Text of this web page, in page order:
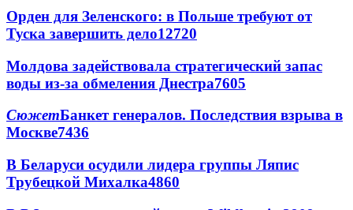
Орден для Зеленского: в Польше требуют от
Туска завершить дело12720
Молдова задействовала стратегический запас
воды из-за обмеления Днестра7605
СюжетБанкет генералов. Последствия взрыва в
Москве7436
В Беларуси осудили лидера группы Ляпис
Трубецкой Михалка4860